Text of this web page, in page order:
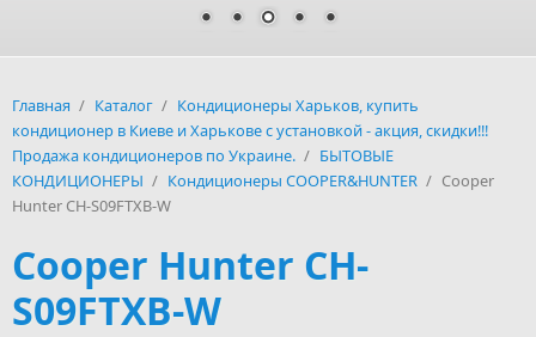
Главная / Каталог / Кондиционеры Харьков, купить
кондиционер в Киеве и Харькове с установкой - акция, скидки!!!
Продажа кондиционеров по Украине. / БЫТОВЫЕ
КОНДИЦИОНЕРЫ / Кондиционеры COOPER&HUNTER / Cooper
Hunter CH-S09FTXB-W
Cooper Hunter CH-
S09FTXB-W